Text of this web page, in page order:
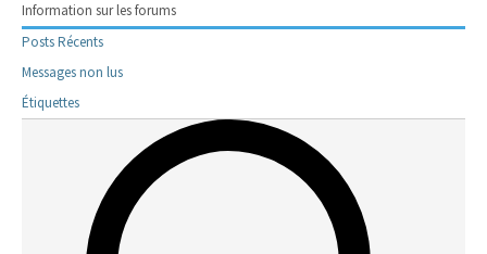
Information sur les forums
Posts Récents
Messages non lus
Étiquettes